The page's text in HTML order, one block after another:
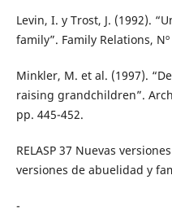
Levin, I. y Trost, J. (1992).
family”. Family Relations,
Minkler, M. et al. (1997).
raising grandchildren”.
pp. 445-452.
RELASP 37 Nuevas
versiones de abuelidad y
-